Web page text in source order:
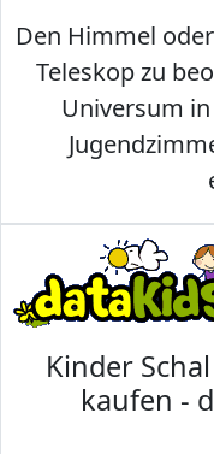
Den Himmel
Teleskop zu
Universum
Kinder
kaufen -